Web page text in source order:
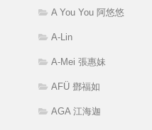
A You You 阿悠悠
A-Lin
A-Mei 張惠妹
AFÜ 鄧福如
AGA 江海迦